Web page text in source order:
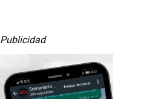
Publicidad